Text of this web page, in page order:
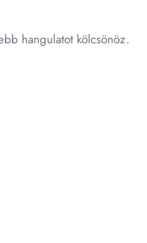
hangulatot kölcsönöz.